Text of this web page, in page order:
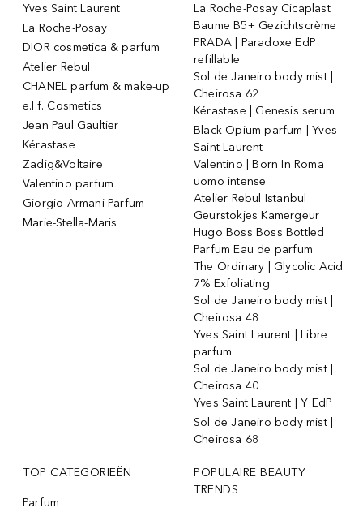
Yves Saint Laurent
La Roche-Posay
DIOR cosmetica & parfum
Atelier Rebul
CHANEL parfum & make-up
e.l.f. Cosmetics
Jean Paul Gaultier
Kérastase
Zadig&Voltaire
Valentino parfum
Giorgio Armani Parfum
Marie-Stella-Maris
La Roche-Posay Cicaplast
Baume B5+ Gezichtscrème
PRADA | Paradoxe EdP
refillable
Sol de Janeiro body mist |
Cheirosa 62
Kérastase | Genesis serum
Black Opium parfum | Yves
Saint Laurent
Valentino | Born In Roma
uomo intense
Atelier Rebul Istanbul
Geurstokjes Kamergeur
Hugo Boss Boss Bottled
Parfum Eau de parfum
The Ordinary | Glycolic Acid
7% Exfoliating
Sol de Janeiro body mist |
Cheirosa 48
Yves Saint Laurent | Libre
parfum
Sol de Janeiro body mist |
Cheirosa 40
Yves Saint Laurent | Y EdP
Sol de Janeiro body mist |
Cheirosa 68
TOP CATEGORIEËN
Parfum
POPULAIRE BEAUTY
TRENDS